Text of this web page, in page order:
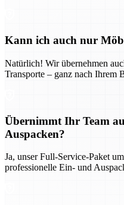
Kann ich auch nur
Natürlich! Wir übernehmen
Transporte – ganz nach Ihrem
Übernimmt Ihr Team
Auspacken?
Ja, unser Full-Service-Paket
professionelle Ein- und